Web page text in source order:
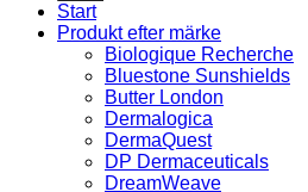
Start
Produkt efter märke
Biologique Recherche
Bluestone Sunshields
Butter London
Dermalogica
DermaQuest
DP Dermaceuticals
DreamWeave